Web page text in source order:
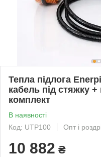
Тепла підлога
кабель під стяжку
комплект
В наявності
Код: UTР100
Опт і
10 882 ₴